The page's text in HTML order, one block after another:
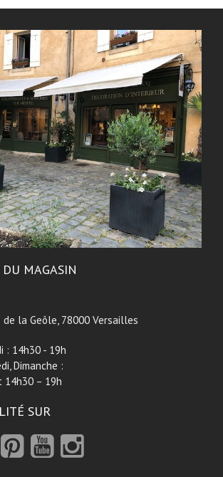
MAGASIN
de la Geôle, 78000 Versailles
: 14h30 - 19h
Dimanche :
14h30 – 19h
SUR